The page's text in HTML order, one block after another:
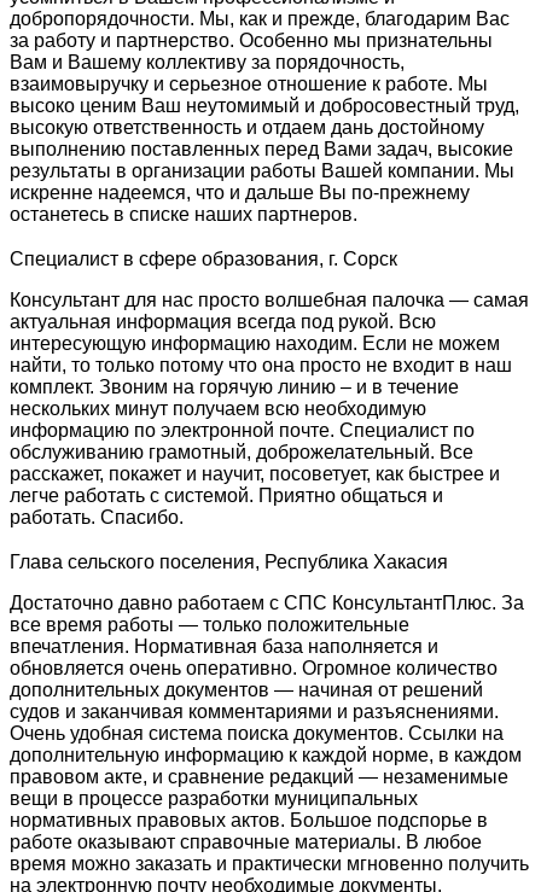
добропорядочности. Мы, как и прежде, благодарим Вас
за работу и партнерство. Особенно мы признательны
Вам и Вашему коллективу за порядочность,
взаимовыручку и серьезное отношение к работе. Мы
высоко ценим Ваш неутомимый и добросовестный труд,
высокую ответственность и отдаем дань достойному
выполнению поставленных перед Вами задач, высокие
результаты в организации работы Вашей компании. Мы
искренне надеемся, что и дальше Вы по-прежнему
останетесь в списке наших партнеров.
Специалист в сфере образования, г. Сорск
Консультант для нас просто волшебная палочка — самая
актуальная информация всегда под рукой. Всю
интересующую информацию находим. Если не можем
найти, то только потому что она просто не входит в наш
комплект. Звоним на горячую линию – и в течение
нескольких минут получаем всю необходимую
информацию по электронной почте. Специалист по
обслуживанию грамотный, доброжелательный. Все
расскажет, покажет и научит, посоветует, как быстрее и
легче работать с системой. Приятно общаться и
работать. Спасибо.
Глава сельского поселения, Республика Хакасия
Достаточно давно работаем с СПС КонсультантПлюс. За
все время работы — только положительные
впечатления. Нормативная база наполняется и
обновляется очень оперативно. Огромное количество
дополнительных документов — начиная от решений
судов и заканчивая комментариями и разъяснениями.
Очень удобная система поиска документов. Ссылки на
дополнительную информацию к каждой норме, в каждом
правовом акте, и сравнение редакций — незаменимые
вещи в процессе разработки муниципальных
нормативных правовых актов. Большое подспорье в
работе оказывают справочные материалы. В любое
время можно заказать и практически мгновенно получить
на электронную почту необходимые документы,